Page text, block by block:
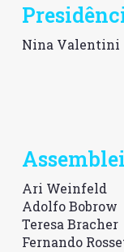
Nina Valentini
Ari Weinfeld
Adolfo Bobrow
Teresa Bracher
Fernando